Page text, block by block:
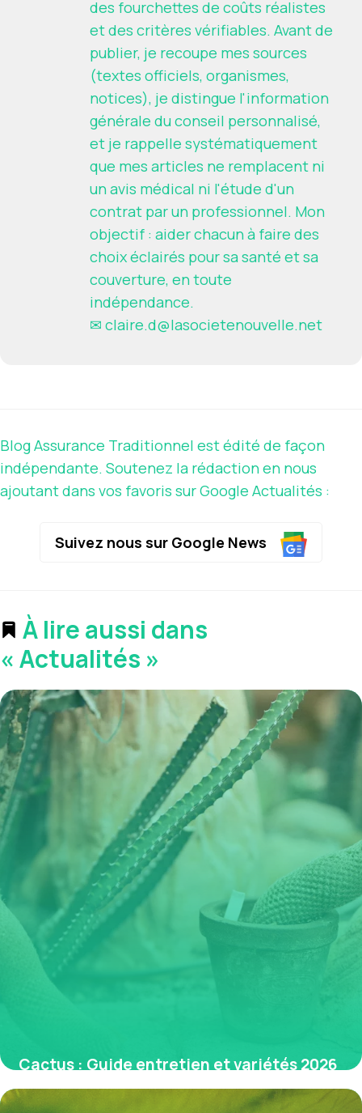
des fourchettes de coûts réalistes
et des critères vérifiables. Avant de
publier, je recoupe mes sources
(textes officiels, organismes,
notices), je distingue l'information
générale du conseil personnalisé,
et je rappelle systématiquement
que mes articles ne remplacent ni
un avis médical ni l'étude d'un
contrat par un professionnel. Mon
objectif : aider chacun à faire des
choix éclairés pour sa santé et sa
couverture, en toute
indépendance.
✉ claire.d@lasocietenouvelle.net
Blog Assurance Traditionnel est édité de façon
indépendante. Soutenez la rédaction en nous
ajoutant dans vos favoris sur Google Actualités :
Suivez nous sur Google News
À lire aussi dans
« Actualités »
Cactus : Guide entretien et variétés 2026
3 juin 2026